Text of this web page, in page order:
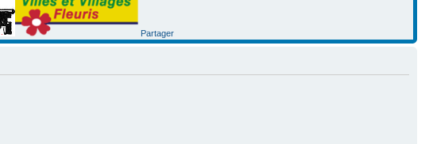
Partager